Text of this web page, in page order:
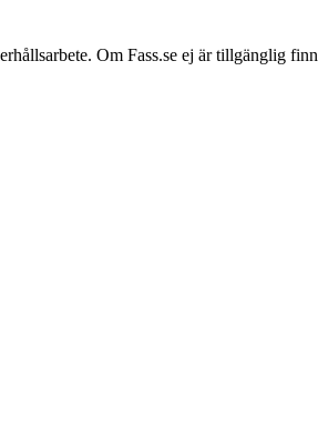
Om Fass.se ej är tillgänglig